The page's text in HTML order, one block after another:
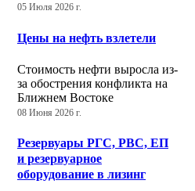
05 Июля 2026 г.
Цены на нефть взлетели
Стоимость нефти выросла из-
за обострения конфликта на
Ближнем Востоке
08 Июня 2026 г.
Резервуары РГС, РВС, ЕП
и резервуарное
оборудование в лизинг